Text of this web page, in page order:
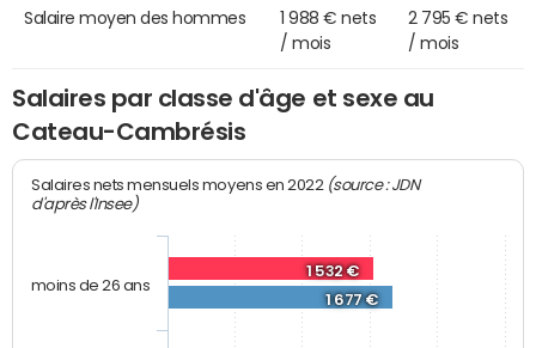
Salaire moyen des hommes
1 988 € nets
/ mois
2 795 € nets
/ mois
Salaires par classe d'âge et sexe au
Cateau-Cambrésis
Salaires nets mensuels moyens en 2022 (source : JDN
d'après l'Insee)
1 532 €
1 677 €
moins de 26 ans